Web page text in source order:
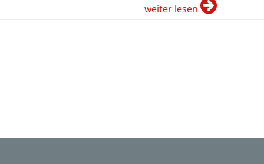
weiter lesen